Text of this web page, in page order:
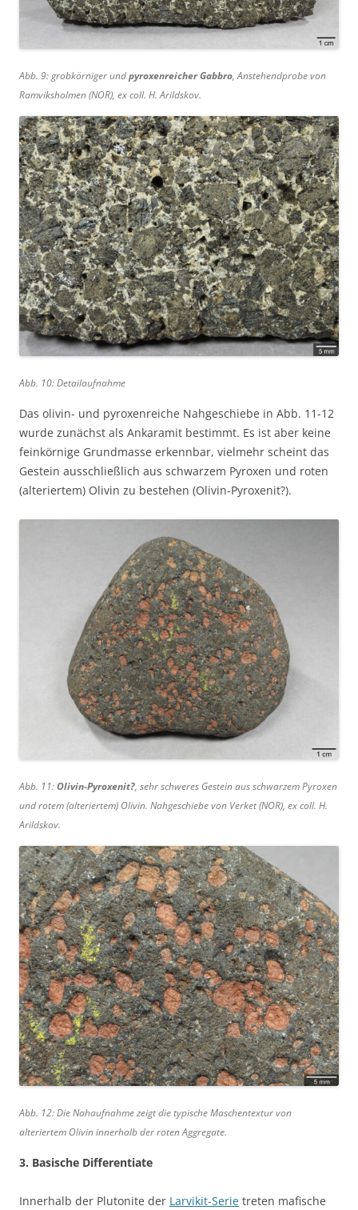
Abb. 9: grobkörniger undpyroxenreicher Gabbro, Anstehendprobe von
Ramviksholmen (NOR), ex coll. H. Arildskov.
Abb. 10: Detailaufnahme
Das olivin- und pyroxenreiche Nahgeschiebe in Abb. 11-12
wurde zunächst als Ankaramit bestimmt. Es ist aber keine
feinkörnige Grundmasse erkennbar, vielmehr scheint das
Gestein ausschließlich aus schwarzem Pyroxen und roten
(alteriertem) Olivin zu bestehen (Olivin-Pyroxenit?).
Abb. 11:Olivin-Pyroxenit?, sehr schweres Gestein aus schwarzem Pyroxen
und rotem (alteriertem) Olivin. Nahgeschiebe von Verket (NOR), ex coll. H.
Arildskov.
Abb. 12: Die Nahaufnahme zeigt die typische Maschentextur von
alteriertem Olivin innerhalb der roten Aggregate.
3. Basische Differentiate
Innerhalb der Plutonite der Larvikit-Serie treten mafische